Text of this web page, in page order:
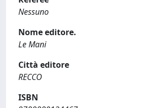
Nessuno
Nome editore.
Le Mani
Città editore
RECCO
ISBN